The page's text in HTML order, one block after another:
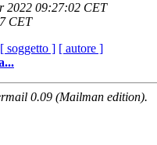
2022 09:27:02 CET
CET
[ soggetto ] [ autore ]
0.09 (Mailman edition).